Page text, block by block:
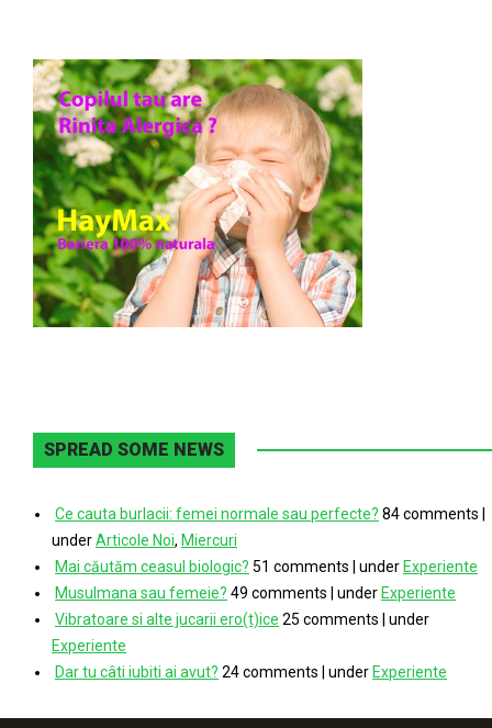
SPREAD SOME NEWS
Ce cauta burlacii: femei normale sau perfecte? 84 comments
underArticole Noi, Miercuri
Mai căutăm ceasul biologic? 51 comments under Experiente
Musulmana sau femeie? 49 comments under Experiente
Vibratoare si alte jucarii ero(t)ice 25 comments
under
Experiente
Dar tu câti iubiti ai avut? 24 comments under Experiente